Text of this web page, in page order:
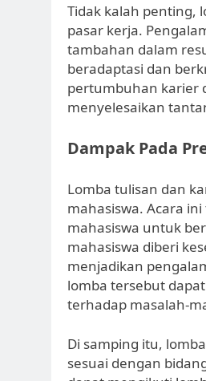
Tidak kalah penting,
pasar kerja.
tambahan dalam
beradaptasi dan
pertumbuhan karier
menyelesaikan
Dampak Pada
Lomba tulisan dan
mahasiswa. Acara
mahasiswa untuk
mahasiswa diberi
menjadikan
lomba tersebut
terhadap masalah-
Di samping itu,
sesuai dengan